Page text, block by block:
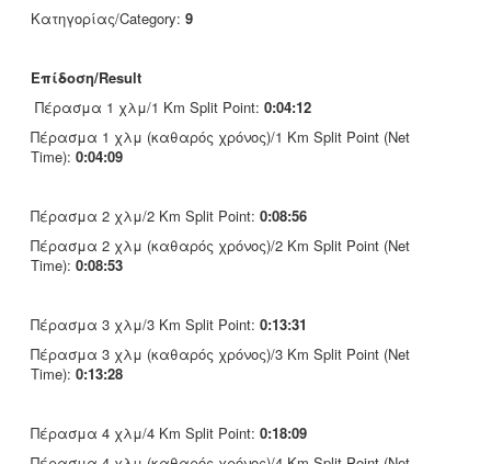
Κατηγορίας/Category: 9
Επίδοση/Result
Πέρασμα 1 χλμ/1 Km Split Point: 0:04:12
Πέρασμα 1 χλμ (καθαρός χρόνος)/1 Km Split Point (Net
Time): 0:04:09
Πέρασμα 2 χλμ/2 Km Split Point: 0:08:56
Πέρασμα 2 χλμ (καθαρός χρόνος)/2 Km Split Point (Net
Time): 0:08:53
Πέρασμα 3 χλμ/3 Km Split Point: 0:13:31
Πέρασμα 3 χλμ (καθαρός χρόνος)/3 Km Split Point (Net
Time): 0:13:28
Πέρασμα 4 χλμ/4 Km Split Point: 0:18:09